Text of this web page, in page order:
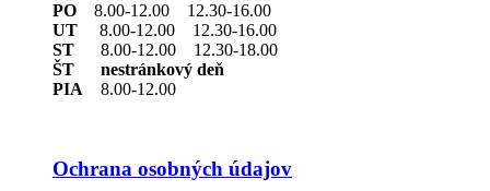
PO 8.00-12.00 12.30-16.00
UT 8.00-12.00 12.30-16.00
ST 8.00-12.00 12.30-18.00
ŠT nestránkový deň
PIA 8.00-12.00
Ochrana osobných údajov